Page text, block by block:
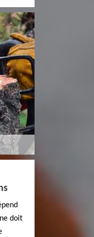
doit